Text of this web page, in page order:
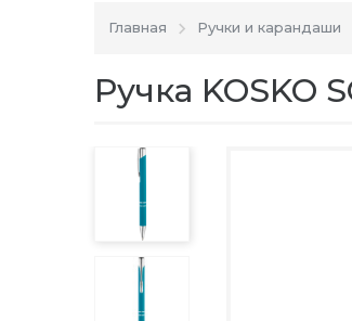
Главная Ручки и карандаши
Ручка KOSKO